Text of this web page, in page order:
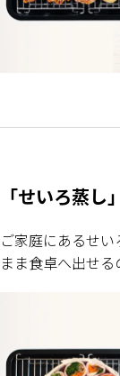
「せいろ蒸し
ご家庭にあるせ
まま食卓へ出せる